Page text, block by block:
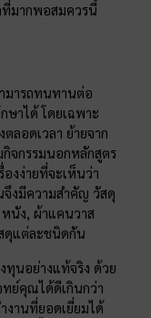
มากพอสมควรนี้
มารถทนทานต่อ
ษาได้ โดยเฉพาะ
ลอดเวลา ย้ายจาก
จกรรมนอกหลักสูตร
งง่ายที่จะเห็นว่า
งมีความสำคัญ วัสดุ
นัง, ผ้าแคนวาส
ดุแต่ละชนิดกัน
ทุนอย่างแท้จริง ด้วย
ย์คุณได้ดีเกินกว่า
งานที่ยอดเยี่ยมได้